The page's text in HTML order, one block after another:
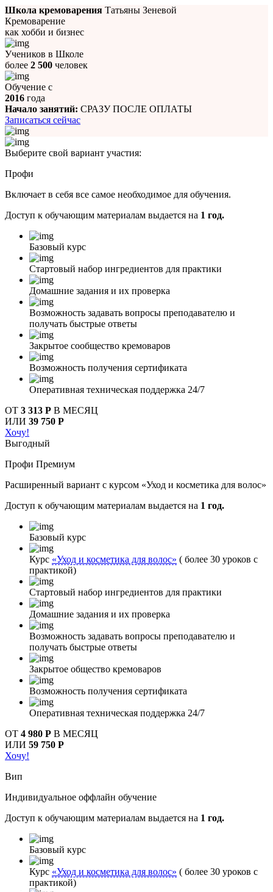
Школа кремоварения Татьяны Зеневой
Кремоварение
как хобби и бизнес
Учеников в Школе
более 2 500 человек
Обучение с
2016 года
Начало занятий: СРАЗУ ПОСЛЕ ОПЛАТЫ
Записаться сейчас
Выберите свой вариант участия:
Профи
Включает в себя все самое необходимое для обучения.
Доступ к обучающим материалам выдается на 1 год.
Базовый курс
Стартовый набор ингредиентов для практики
Домашние задания и их проверка
Возможность задавать вопросы преподавателю и
получать быстрые ответы
Закрытое сообщество кремоваров
Возможность получения сертификата
Оперативная техническая поддержка 24/7
ОТ 3 313 Р В МЕСЯЦ
ИЛИ 39 750 Р
Хочу!
Выгодный
Профи Премиум
Расширенный вариант с курсом «Уход и косметика для волос»
Доступ к обучающим материалам выдается на 1 год.
Базовый курс
Курс «Уход и косметика для волос» ( более 30 уроков с
практикой)
Стартовый набор ингредиентов для практики
Домашние задания и их проверка
Возможность задавать вопросы преподавателю и
получать быстрые ответы
Закрытое общество кремоваров
Возможность получения сертификата
Оперативная техническая поддержка 24/7
ОТ 4 980 Р В МЕСЯЦ
ИЛИ 59 750 Р
Хочу!
Вип
Индивидуальное оффлайн обучение
Доступ к обучающим материалам выдается на 1 год.
Базовый курс
Курс «Уход и косметика для волос» ( более 30 уроков с
практикой)